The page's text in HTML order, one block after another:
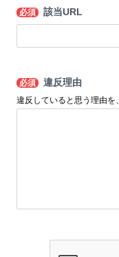
必須 該当URL
必須 違反理由
違反していると思う理由を